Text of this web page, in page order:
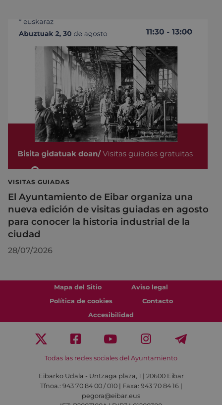
VISITAS GUIADAS
El Ayuntamiento de Eibar organiza una
nueva edición de visitas guiadas en agosto
para conocer la historia industrial de la
ciudad
28/07/2026
Mapa del Sitio
Aviso legal
Política de cookies
Contacto
Accesibilidad
Todas las redes sociales del Ayuntamiento
Eibarko Udala - Untzaga plaza, 1 | 20600 Eibar
Tfnoa.: 943 70 84 00 / 010 | Faxa: 943 70 84 16 |
pegora@eibar.eus